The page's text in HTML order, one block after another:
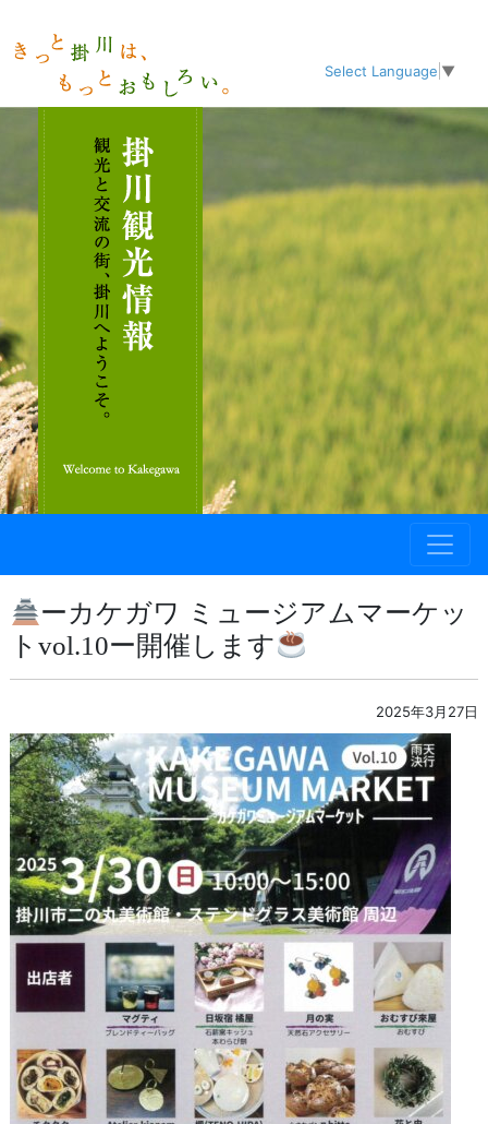
Select Language ▼
ーカケガワ ミュージアムマーケッ
トvol.10ー開催します
2025年3月27日